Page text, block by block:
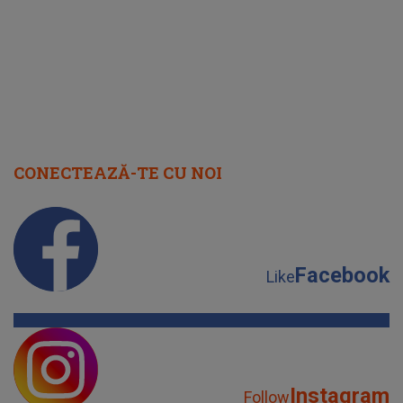
CONECTEAZĂ-TE CU NOI
LikeFacebook
FollowInstagram